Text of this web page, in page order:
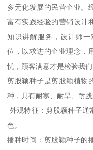
多元化发展的民营企业。
富有实践经验的营销设计
知识讲解服务，设计师
位，以求进的企业理念，
忧，顾客满意才是检验我们
剪股颖种子是剪股颖植物
种，具有耐寒、耐旱、耐践
外观特征：剪股颖种子通
色。
播种时间：剪股颖种子的